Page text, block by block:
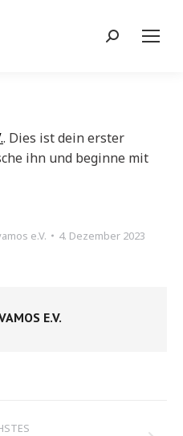
Search:
. Dies ist dein erster
ihn und beginne mit
e.V. 4. Dezember 2023
E.V.